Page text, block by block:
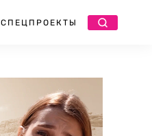
СПЕЦПРОЕКТЫ